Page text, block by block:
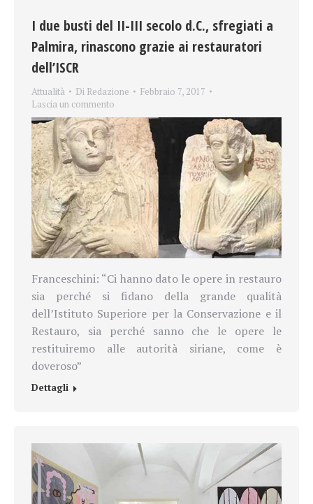
I due busti del II-III secolo d.C., sfregiati a
Palmira, rinascono grazie ai restauratori
dell’ISCR
Attualità Di Redazione
Febbraio 7, 2017
Lascia un commento
Franceschini: “Ci hanno dato le opere in restauro
sia perché si fidano della grande qualità
dell’Istituto Superiore per la Conservazione e il
Restauro, sia perché sanno che le opere le
restituiremo alle autorità siriane, come è
doveroso”
Dettagli